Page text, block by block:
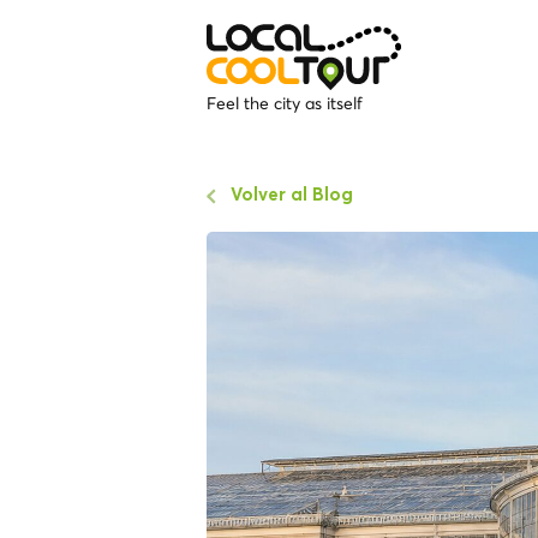
Feel the city as itself
Volver al Blog